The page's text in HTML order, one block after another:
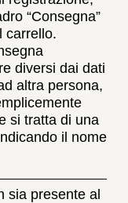
“Consegna”
carrello.
diversi dai dati
altra persona,
si tratta di una
il nome
sia presente al